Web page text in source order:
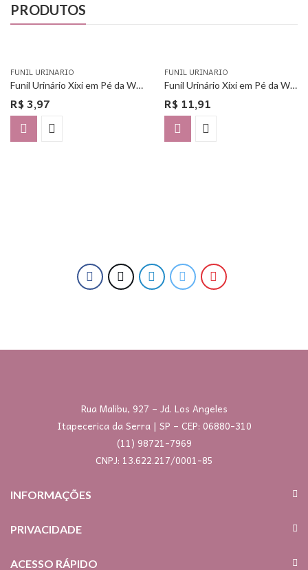
PRODUTOS
FUNIL URINARIO
Funil Urinário Xixi em Pé da Woman Free – Unitário
R$3,97
FUNIL URINARIO
Funil Urinário Xixi em Pé da Woman Free – Com 3 Unidades
R$ 11,91
Rua Malibu, 927 – Jd. Los Angeles
Itapecerica da Serra | SP – CEP: 06880-310
(11) 98721-7969
CNPJ: 13.622.217/0001-85
INFORMAÇÕES
PRIVACIDADE
ACESSO RÁPIDO